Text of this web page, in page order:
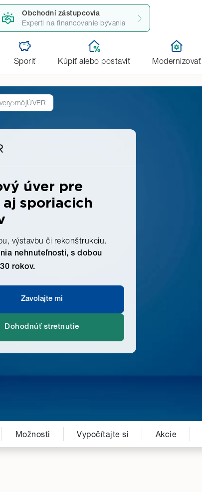
Obchodní zástupcovia
Experti na financovanie bývania
Sporiť Kúpiť alebo postaviť Modernizovať
môjÚVER
úver pre
aj sporiacich
výstavbu či rekonštrukciu.
nehnuteľnosti, s dobou
rokov.
Zavolajte mi
Dohodnúť stretnutie
Možnosti Vypočítajte si Akcie